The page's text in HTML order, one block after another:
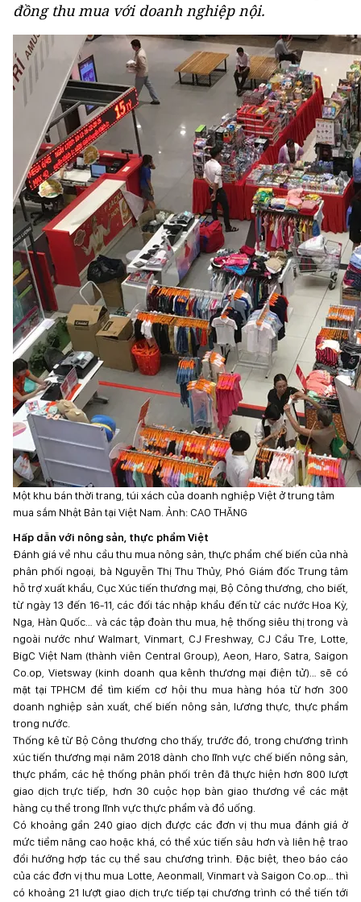
đồng thu mua với doanh nghiệp nội.
Một khu bán thời trang, túi xách của doanh nghiệp Việt ở trung tâm
mua sắm Nhật Bản tại Việt Nam. Ảnh: CAO THĂNG
Hấp dẫn với nông sản, thực phẩm Việt
Đánh giá về nhu cầu thu mua nông sản, thực phẩm chế biến của nhà
phân phối ngoại, bà Nguyễn Thị Thu Thủy, Phó Giám đốc Trung tâm
hỗ trợ xuất khẩu, Cục Xúc tiến thương mại, Bộ Công thương, cho biết,
từ ngày 13 đến 16-11, các đối tác nhập khẩu đến từ các nước Hoa Kỳ,
Nga, Hàn Quốc… và các tập đoàn thu mua, hệ thống siêu thị trong và
ngoài nước như Walmart, Vinmart, CJ Freshway, CJ Cầu Tre, Lotte,
BigC Việt Nam (thành viên Central Group), Aeon, Haro, Satra, Saigon
Co.op, Vietsway (kinh doanh qua kênh thương mại điện tử)… sẽ có
mặt tại TPHCM để tìm kiếm cơ hội thu mua hàng hóa từ hơn 300
doanh nghiệp sản xuất, chế biến nông sản, lương thực, thực phẩm
trong nước.
Thống kê từ Bộ Công thương cho thấy, trước đó, trong chương trình
xúc tiến thương mại năm 2018 dành cho lĩnh vực chế biến nông sản,
thực phẩm, các hệ thống phân phối trên đã thực hiện hơn 800 lượt
giao dịch trực tiếp, hơn 30 cuộc họp bàn giao thương về các mặt
hàng cụ thể trong lĩnh vực thực phẩm và đồ uống.
Có khoảng gần 240 giao dịch được các đơn vị thu mua đánh giá ở
mức tiềm năng cao hoặc khá, có thể xúc tiến sâu hơn và liên hệ trao
đổi hướng hợp tác cụ thể sau chương trình. Đặc biệt, theo báo cáo
của các đơn vị thu mua Lotte, Aeonmall, Vinmart và Saigon Co.op… thì
có khoảng 21 lượt giao dịch trực tiếp tại chương trình có thể tiến tới